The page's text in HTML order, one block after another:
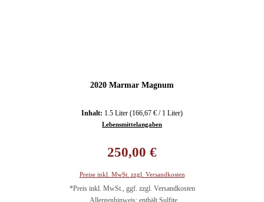
2020 Marmar Magnum
Inhalt: 1.5 Liter (166,67 € / 1 Liter)
Lebensmittelangaben
250,00 €
Preise inkl. MwSt. zzgl. Versandkosten
*Preis inkl. MwSt., ggf. zzgl. Versandkosten
Allergenhinweis: enthält Sulfite